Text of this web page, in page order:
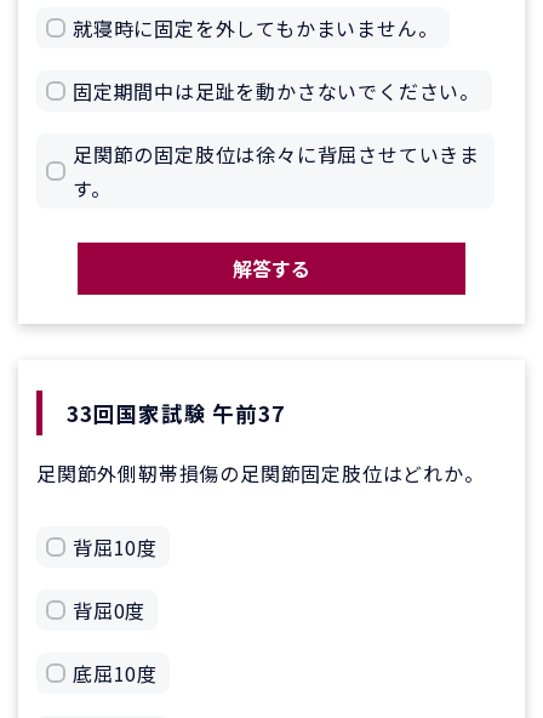
就寝時に固定を外してもかまいません。
固定期間中は足趾を動かさないでください。
足関節の固定肢位は徐々に背屈させていきま
す。
解答する
33回国家試験 午前37
足関節外側靭帯損傷の足関節固定肢位はどれか。
背屈10度
背屈0度
底屈10度